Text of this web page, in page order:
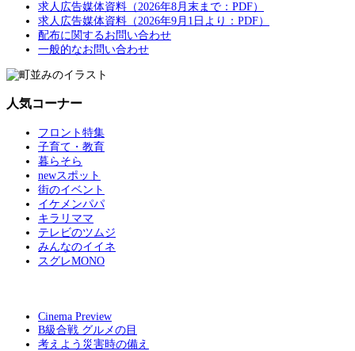
求人広告媒体資料（2026年8月末まで：PDF）
求人広告媒体資料（2026年9月1日より：PDF）
配布に関するお問い合わせ
一般的なお問い合わせ
人気コーナー
フロント特集
子育て・教育
暮らそら
newスポット
街のイベント
イケメンパパ
キラリママ
テレビのツムジ
みんなのイイネ
スグレMONO
Cinema Preview
B級合戦 グルメの目
考えよう災害時の備え